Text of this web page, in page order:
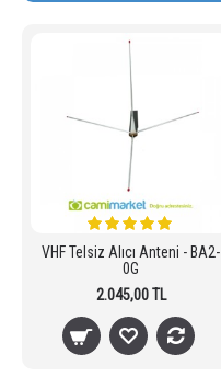
VHF Telsiz Alıcı Anteni - BA2-
0G
2.045,00 TL